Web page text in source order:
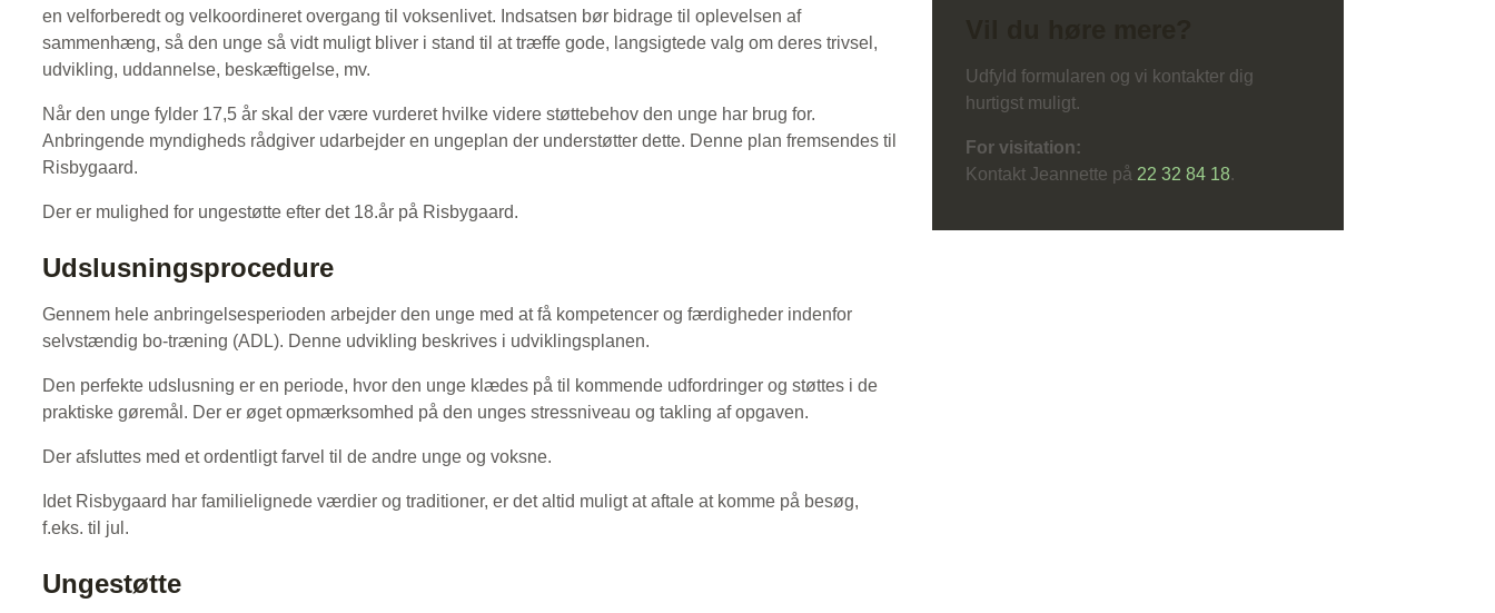
en velforberedt og velkoordineret overgang til voksenlivet. Indsatsen bør bidrage til oplevelsen af
sammenhæng, så den unge så vidt muligt bliver i stand til at træffe gode, langsigtede valg om deres trivsel,
udvikling, uddannelse, beskæftigelse, mv.
Når den unge fylder 17,5 år skal der være vurderet hvilke videre støttebehov den unge har brug for.
Anbringende myndigheds rådgiver udarbejder en ungeplan der understøtter dette. Denne plan fremsendes til
Risbygaard.
Der er mulighed for ungestøtte efter det 18.år på Risbygaard.
Udslusningsprocedure
Gennem hele anbringelsesperioden arbejder den unge med at få kompetencer og færdigheder indenfor
selvstændig bo-træning (ADL). Denne udvikling beskrives i udviklingsplanen.
Den perfekte udslusning er en periode, hvor den unge klædes på til kommende udfordringer og støttes i de
praktiske gøremål. Der er øget opmærksomhed på den unges stressniveau og takling af opgaven.
Der afsluttes med et ordentligt farvel til de andre unge og voksne.
Idet Risbygaard har familielignede værdier og traditioner, er det altid muligt at aftale at komme på besøg,
f.eks. til jul.
Ungestøtte
Udfyld formularen og vi kontakter dig
hurtigst muligt.
For visitation:
Kontakt Jeannette på 22 32 84 18.